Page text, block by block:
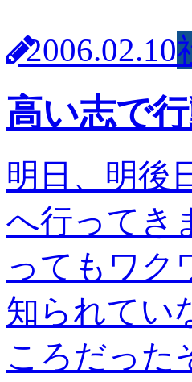
2006.02.10
高い志で
明日、明後
へ行ってき
ってもワク
知られてい
ころだった